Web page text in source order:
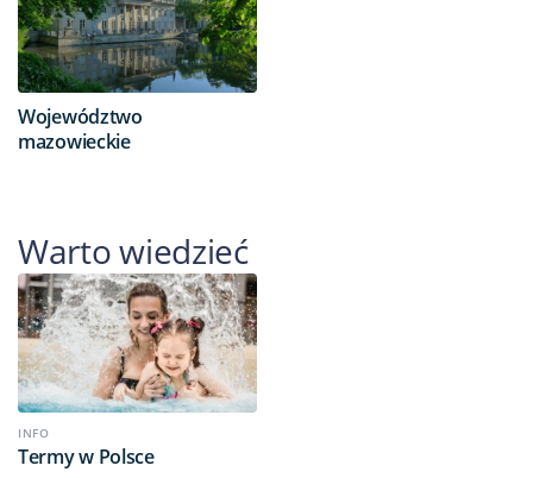
Województwo
mazowieckie
Warto wiedzieć
INFO
Termy w Polsce